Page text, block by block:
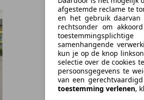
afgestemde reclame te
en het gebruik
rechtsonder om
samenhangende
kun je op de knop
selectie over de cookies
persoonsgegevens te
van een
toestemming verlenen,